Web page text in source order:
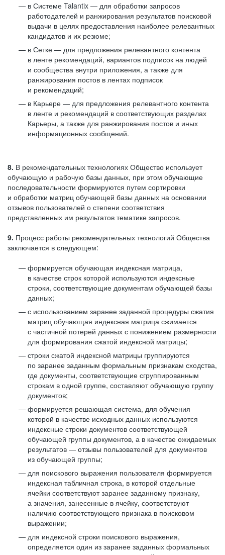
в Системе Talantix — для обработки запросов
работодателей и ранжирования результатов поисковой
выдачи в целях предоставления наиболее релевантных
кандидатов и их резюме;
в Сетке — для предложения релевантного контента
в ленте рекомендаций, вариантов подписок на людей
и сообщества внутри приложения, а также для
ранжирования постов в лентах подписок
и рекомендаций;
в Карьере — для предложения релевантного контента
в ленте и рекомендаций в соответствующих разделах
Карьеры, а также для ранжирования постов и иных
информационных сообщений.
8. В рекомендательных технологиях Общество использует
обучающую и рабочую базы данных, при этом обучающие
последовательности формируются путем сортировки
и обработки матриц обучающей базы данных на основании
отзывов пользователей о степени соответствия
представленных им результатов тематике запросов.
9. Процесс работы рекомендательных технологий Общества
заключается в следующем:
формируется обучающая индексная матрица,
в качестве строк которой используются индексные
строки, соответствующие документам обучающей базы
данных;
с использованием заранее заданной процедуры сжатия
матриц обучающая индексная матрица сжимается
с частичной потерей данных с понижением размерности
для формирования сжатой индексной матрицы;
строки сжатой индексной матрицы группируются
по заранее заданным формальным признакам сходства,
где документы, соответствующие сгруппированным
строкам в одной группе, составляют обучающую группу
документов;
формируется решающая система, для обучения
которой в качестве исходных данных используются
индексные строки документов соответствующей
обучающей группы документов, а в качестве ожидаемых
результатов — отзывы пользователей для документов
из обучающей группы;
для поискового выражения пользователя формируется
индексная табличная строка, в которой отдельные
ячейки соответствуют заранее заданному признаку,
а значения, занесенные в ячейку, соответствуют
наличию соответствующего признака в поисковом
выражении;
для индексной строки поискового выражения,
определяется один из заранее заданных формальных